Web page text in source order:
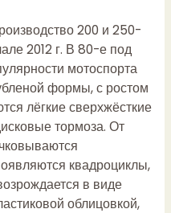
200 и 250-
2012 г. В 80-е под
мотоспорта
формы, с ростом
лёгкие сверхжёсткие
тормоза. От
квадроциклы,
в виде
облицовкой,